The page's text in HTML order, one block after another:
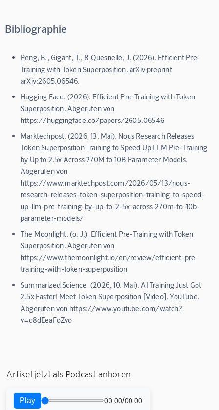
Bibliographie
Peng, B., Gigant, T., & Quesnelle, J. (2026). Efficient Pre-
Training with Token Superposition. arXiv preprint
arXiv:2605.06546.
Hugging Face. (2026). Efficient Pre-Training with Token
Superposition. Abgerufen von
https://huggingface.co/papers/2605.06546
Marktechpost. (2026, 13. Mai). Nous Research Releases
Token Superposition Training to Speed Up LLM Pre-Training
by Up to 2.5x Across 270M to 10B Parameter Models.
Abgerufen von
https://www.marktechpost.com/2026/05/13/nous-
research-releases-token-superposition-training-to-speed-
up-llm-pre-training-by-up-to-2-5x-across-270m-to-10b-
parameter-models/
The Moonlight. (o. J.). Efficient Pre-Training with Token
Superposition. Abgerufen von
https://www.themoonlight.io/en/review/efficient-pre-
training-with-token-superposition
Summarized Science. (2026, 10. Mai). AI Training Just Got
2.5x Faster! Meet Token Superposition [Video]. YouTube.
Abgerufen von https://www.youtube.com/watch?
v=c8dEeaFoZvo
Artikel jetzt als Podcast anhören
Play 00:00/00:00